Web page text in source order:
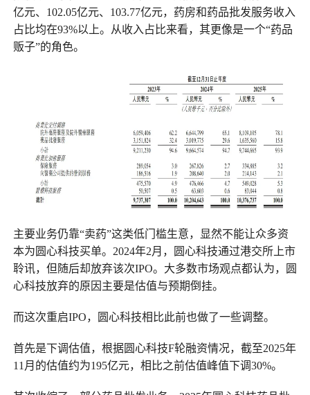
亿元、102.05亿元、103.77亿元，药房和药品批发服务收入
占比均在93%以上。从收入占比来看，其更像是一个“药品
贩子”的角色。
主要业务仍靠“卖药”这类低门槛生意，显然不能让众多资
本为圆心科技买单。2024年2月，圆心科技通过港交所上市
聆讯，但随后却放弃该次IPO。大多数市场观点都认为，圆
心科技放弃的原因主要是估值与预期倒挂。
而这次重启IPO，圆心科技相比此前也做了一些调整。
首先是下调估值，根据圆心科技F轮融资情况，截至2025年
11月的估值约为195亿元，相比之前估值峰值下调30%。